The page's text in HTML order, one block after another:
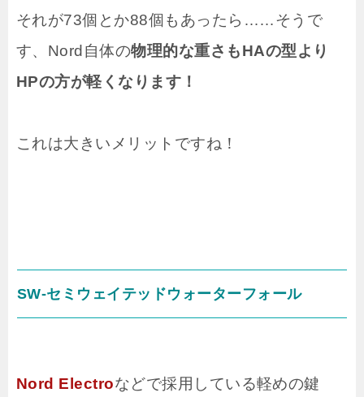
それが73個とか88個もあったら……そうで
す、Nord自体の物理的な重さもHAの型より
HPの方が軽くなります！
これは大きいメリットですね！
SW-セミウェイテッドウォーターフォール
Nord Electroなどで採用している軽めの鍵